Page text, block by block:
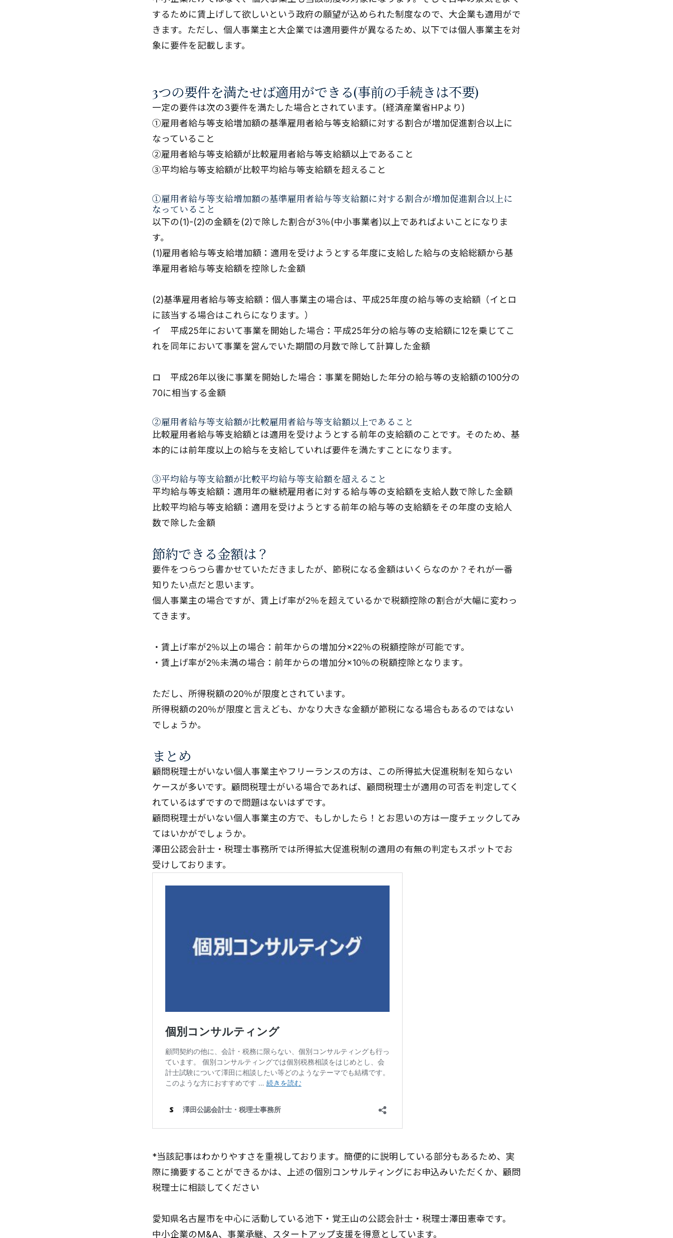
するために賃上げして欲しいという政府の願望が込められた制度なので、大企業も適用がで
きます。ただし、個人事業主と大企業では適用要件が異なるため、以下では個人事業主を対
象に要件を記載します。
3つの要件を満たせば適用ができる(事前の手続きは不要)
一定の要件は次の3要件を満たした場合とされています。(経済産業省HPより)
①雇用者給与等支給増加額の基準雇用者給与等支給額に対する割合が増加促進割合以上に
なっていること
②雇用者給与等支給額が比較雇用者給与等支給額以上であること
③平均給与等支給額が比較平均給与等支給額を超えること
①雇用者給与等支給増加額の基準雇用者給与等支給額に対する割合が増加促進割合以上に
なっていること
以下の(1)-(2)の金額を(2)で除した割合が3％(中小事業者)以上であればよいことになりま
す。
(1)雇用者給与等支給増加額：適用を受けようとする年度に支給した給与の支給総額から基
準雇用者給与等支給額を控除した金額
(2)基準雇用者給与等支給額：個人事業主の場合は、平成25年度の給与等の支給額（イとロ
に該当する場合はこれらになります。）
イ 平成25年において事業を開始した場合：平成25年分の給与等の支給額に12を乗じてこ
れを同年において事業を営んでいた期間の月数で除して計算した金額
ロ 平成26年以後に事業を開始した場合：事業を開始した年分の給与等の支給額の100分の
70に相当する金額
②雇用者給与等支給額が比較雇用者給与等支給額以上であること
比較雇用者給与等支給額とは適用を受けようとする前年の支給額のことです。そのため、基
本的には前年度以上の給与を支給していれば要件を満たすことになります。
③平均給与等支給額が比較平均給与等支給額を超えること
平均給与等支給額：適用年の継続雇用者に対する給与等の支給額を支給人数で除した金額
比較平均給与等支給額：適用を受けようとする前年の給与等の支給額をその年度の支給人
数で除した金額
節約できる金額は？
要件をつらつら書かせていただきましたが、節税になる金額はいくらなのか？それが一番
知りたい点だと思います。
個人事業主の場合ですが、賃上げ率が2％を超えているかで税額控除の割合が大幅に変わっ
てきます。
・賃上げ率が2％以上の場合：前年からの増加分×22％の税額控除が可能です。
・賃上げ率が2％未満の場合：前年からの増加分×10％の税額控除となります。
ただし、所得税額の20％が限度とされています。
所得税額の20％が限度と言えども、かなり大きな金額が節税になる場合もあるのではない
でしょうか。
まとめ
顧問税理士がいない個人事業主やフリーランスの方は、この所得拡大促進税制を知らない
ケースが多いです。顧問税理士がいる場合であれば、顧問税理士が適用の可否を判定してく
れているはずですので問題はないはずです。
顧問税理士がいない個人事業主の方で、もしかしたら！とお思いの方は一度チェックしてみ
てはいかがでしょうか。
澤田公認会計士・税理士事務所では所得拡大促進税制の適用の有無の判定もスポットでお
受けしております。
*当該記事はわかりやすさを重視しております。簡便的に説明している部分もあるため、実
際に摘要することができるかは、上述の個別コンサルティングにお申込みいただくか、顧問
税理士に相談してください
愛知県名古屋市を中心に活動している池下・覚王山の公認会計士・税理士澤田憲幸です。
中小企業のM&A、事業承継、スタートアップ支援を得意としています。